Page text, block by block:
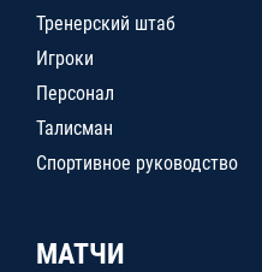
Тренерский штаб
Игроки
Персонал
Талисман
Спортивное руководство
МАТЧИ